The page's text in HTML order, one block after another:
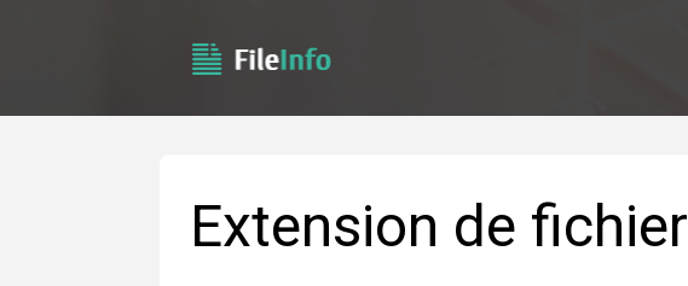
Extension de fichier